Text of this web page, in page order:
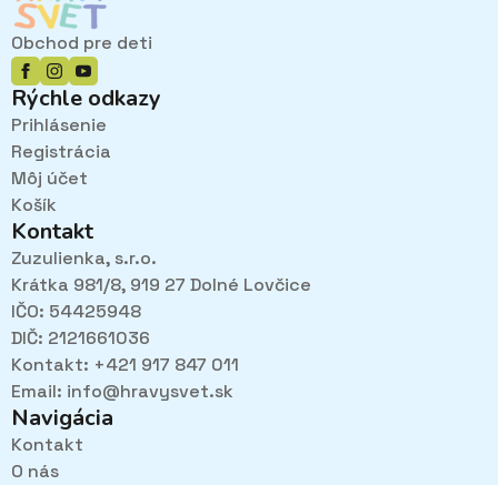
Obchod pre deti
Rýchle odkazy
Prihlásenie
Registrácia
Môj účet
Košík
Kontakt
Zuzulienka, s.r.o.
Krátka 981/8, 919 27 Dolné Lovčice
IČO: 54425948
DIČ: 2121661036
Kontakt: +421 917 847 011
Email: info@hravysvet.sk
Navigácia
Kontakt
O nás